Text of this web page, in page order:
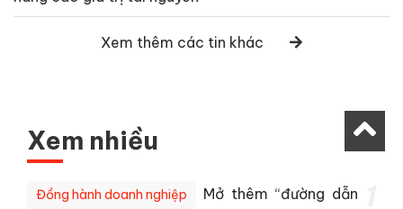
Xem thêm các tin khác
Xem nhiều
Đồng hành doanh nghiệp
Mở thêm “đường dẫn